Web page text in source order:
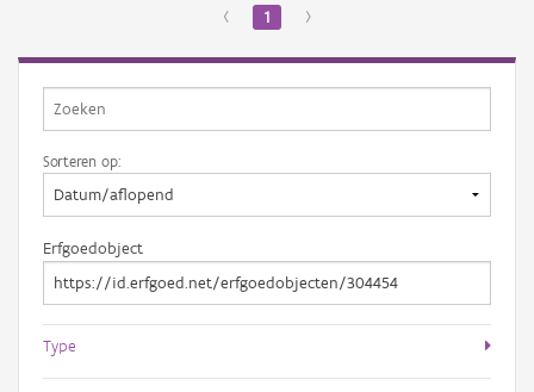
‹ 1 ›
Sorteren op:
Erfgoedobject
Type